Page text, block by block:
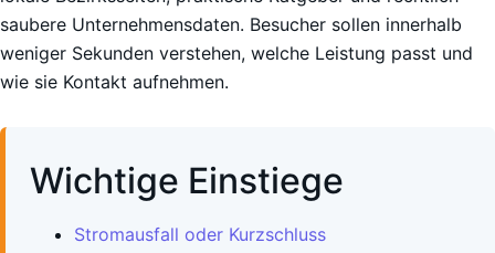
saubere Unternehmensdaten. Besucher sollen innerhalb
weniger Sekunden verstehen, welche Leistung passt und
wie sie Kontakt aufnehmen.
Wichtige Einstiege
Stromausfall oder Kurzschluss